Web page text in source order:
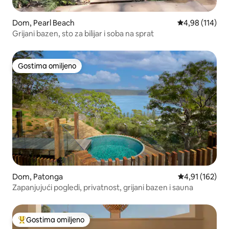
Dom, Pearl Beach Prosečna
4,98 (114)
Grijani bazen, sto za bilijar i soba na sprat
Gostima omiljeno
Gostima omiljeno
Dom, Patonga Prosečna
4,91 (162)
Zapanjujući pogledi, privatnost, grijani bazen i sauna
Najuspešniji među gostima omiljenim
Gostima omiljeno